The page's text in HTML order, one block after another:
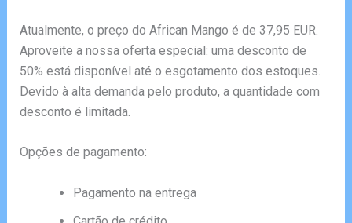
Atualmente, o preço do African Mango é de 37,95 EUR.
Aproveite a nossa oferta especial: uma desconto de
50% está disponível até o esgotamento dos estoques.
Devido à alta demanda pelo produto, a quantidade com
desconto é limitada.
Opções de pagamento:
Pagamento na entrega